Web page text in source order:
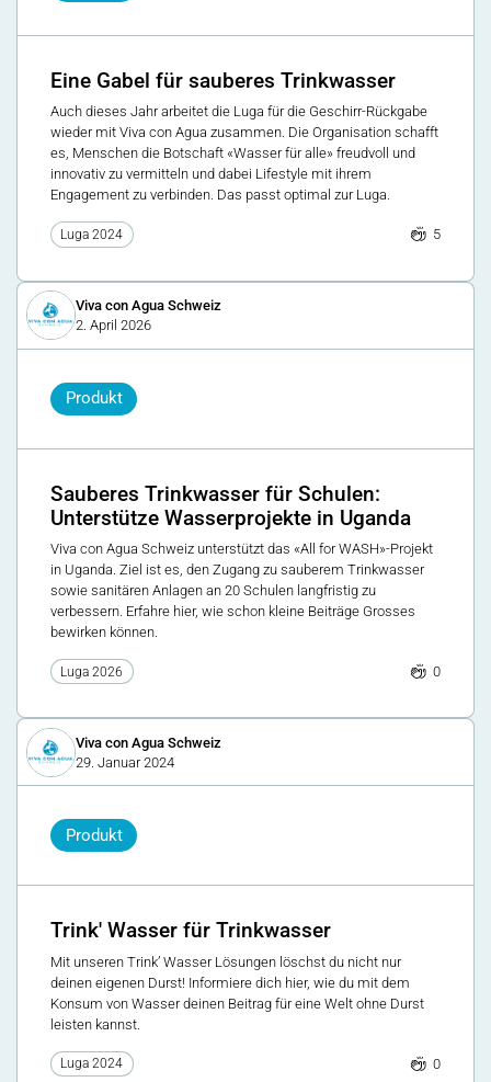
Eine Gabel für sauberes Trinkwasser
Auch dieses Jahr arbeitet die Luga für die Geschirr-Rückgabe
wieder mit Viva con Agua zusammen. Die Organisation schafft
es, Menschen die Botschaft «Wasser für alle» freudvoll und
innovativ zu vermitteln und dabei Lifestyle mit ihrem
Engagement zu verbinden. Das passt optimal zur Luga.
Luga 2024 5
Viva con Agua Schweiz
2. April 2026
Produkt
Sauberes Trinkwasser für Schulen:
Unterstütze Wasserprojekte in Uganda
Viva con Agua Schweiz unterstützt das «All for WASH»-Projekt
in Uganda. Ziel ist es, den Zugang zu sauberem Trinkwasser
sowie sanitären Anlagen an 20 Schulen langfristig zu
verbessern. Erfahre hier, wie schon kleine Beiträge Grosses
bewirken können.
Luga 2026 0
Viva con Agua Schweiz
29. Januar 2024
Produkt
Trink' Wasser für Trinkwasser
Mit unseren Trink’ Wasser Lösungen löschst du nicht nur
deinen eigenen Durst! Informiere dich hier, wie du mit dem
Konsum von Wasser deinen Beitrag für eine Welt ohne Durst
leisten kannst.
Luga 2024 0